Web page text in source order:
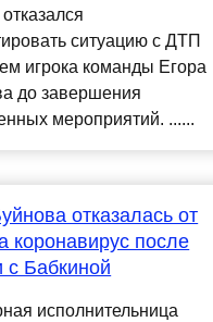
ситуацию с ДТП
игрока команды Егора
до завершения
мероприятий. ......
отказалась от
коронавирус после
с Бабкиной
исполнительница